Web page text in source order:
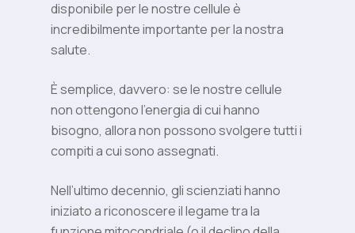
disponibile per le nostre cellule è
incredibilmente importante per la nostra
salute.
È semplice, davvero: se le nostre cellule
non ottengono l’energia di cui hanno
bisogno, allora non possono svolgere tutti i
compiti a cui sono assegnati.
Nell’ultimo decennio, gli scienziati hanno
iniziato a riconoscere il legame tra la